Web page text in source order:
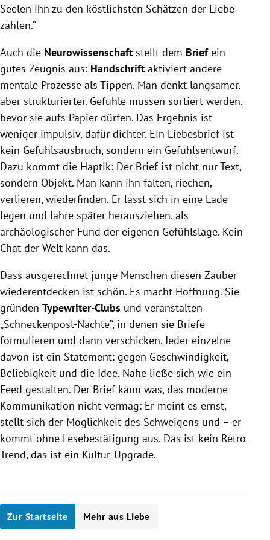
Seelen ihn zu den köstlichsten Schätzen der Liebe
zählen.“
Auch die Neurowissenschaft stellt dem Briefein
gutes Zeugnis aus: Handschrift aktiviert andere
mentale Prozesse als Tippen. Man denkt langsamer,
aber strukturierter. Gefühle müssen sortiert werden,
bevor sie aufs Papier dürfen. Das Ergebnis ist
weniger impulsiv, dafür dichter. Ein Liebesbrief ist
kein Gefühlsausbruch, sondern ein Gefühlsentwurf.
Dazu kommt die Haptik: Der Brief ist nicht nur Text,
sondern Objekt. Man kann ihn falten, riechen,
verlieren, wiederfinden. Er lässt sich in eine Lade
legen und Jahre später herausziehen, als
archäologischer Fund der eigenen Gefühlslage. Kein
Chat der Welt kann das.
Dass ausgerechnet junge Menschen diesen Zauber
wiederentdecken ist schön. Es macht Hoffnung. Sie
gründen Typewriter-Clubs und veranstalten
„Schneckenpost-Nächte“, in denen sie Briefe
formulieren und dann verschicken. Jeder einzelne
davon ist ein Statement: gegen Geschwindigkeit,
Beliebigkeit und die Idee, Nähe ließe sich wie ein
Feed gestalten. Der Brief kann was, das moderne
Kommunikation nicht vermag: Er meint es ernst,
stellt sich der Möglichkeit des Schweigens und – er
kommt ohne Lesebestätigung aus. Das ist kein Retro-
Trend, das ist ein Kultur-Upgrade.
Zur Startseite Mehr aus Liebe